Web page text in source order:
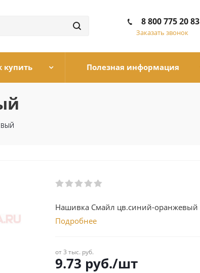
8 800 775 20 83
Заказать звонок
купить Полезная информация
Нашивка Смайл цв.синий-оранжевый
Подробнее
от 3 тыс. руб.
9.73 руб./шт